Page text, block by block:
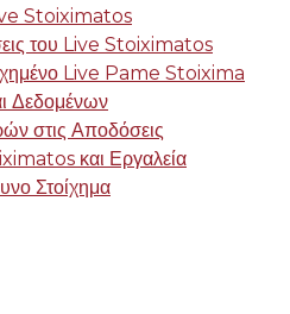
Stoiximatos
του Live Stoiximatos
Live Pame Stoixima
Δεδομένων
στις Αποδόσεις
και Εργαλεία
Στοίχημα